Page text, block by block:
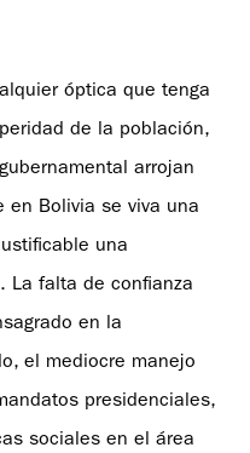
óptica que tenga
de la población,
arrojan
en Bolivia se viva una
una
. La falta de confianza
en la
el mediocre manejo
presidenciales,
sociales en el área